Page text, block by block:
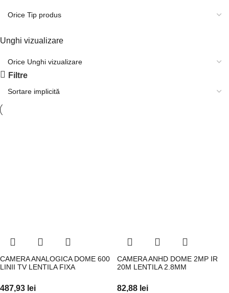
Unghi vizualizare
Filtre
CAMERA ANALOGICA DOME 600
LINII TV LENTILA FIXA
487,93 lei
CAMERA ANHD DOME 2MP IR
20M LENTILA 2.8MM
82,88 lei